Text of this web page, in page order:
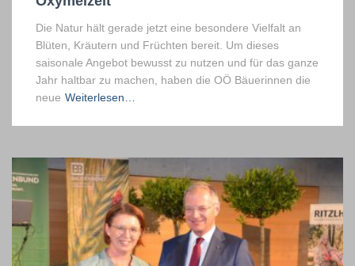
Die Natur hält gerade jetzt eine besondere Vielfalt an
Blüten, Kräutern und Früchten bereit. Um dieses
saisonale Angebot bewusst zu nutzen und für das ganze
Jahr haltbar zu machen, haben die OÖ Bäuerinnen die
neue Weiterlesen…